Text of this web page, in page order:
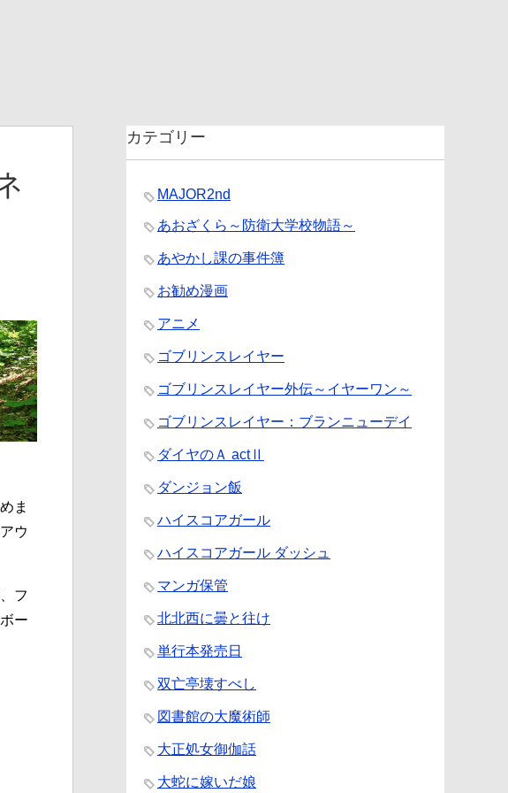
ま
ウ
フ
ー
カテゴリー
MAJOR2nd
あおざくら～防衛大学校物語～
あやかし課の事件簿
お勧め漫画
アニメ
ゴブリンスレイヤー
ゴブリンスレイヤー外伝～イヤーワン～
ゴブリンスレイヤー：ブランニューデイ
ダイヤのＡ actⅡ
ダンジョン飯
ハイスコアガール
ハイスコアガール ダッシュ
マンガ保管
北北西に曇と往け
単行本発売日
双亡亭壊すべし
図書館の大魔術師
大正処女御伽話
大蛇に嫁いだ娘